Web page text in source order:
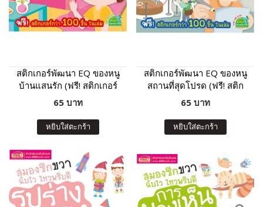
สติกเกอร์พัฒนา EQ ของหนู
บ้านแสนรัก (ฟรี! สติกเกอร์
กว่า 100 ชิ้น ในเล่ม)
65 บาท
หยิบใส่ตะกร้า
สติกเกอร์พัฒนา EQ ของหนู
สถานที่สุดโปรด (ฟรี! สติก
เกอร์กว่า 100 ชิ้น ในเล่ม)
65 บาท
หยิบใส่ตะกร้า